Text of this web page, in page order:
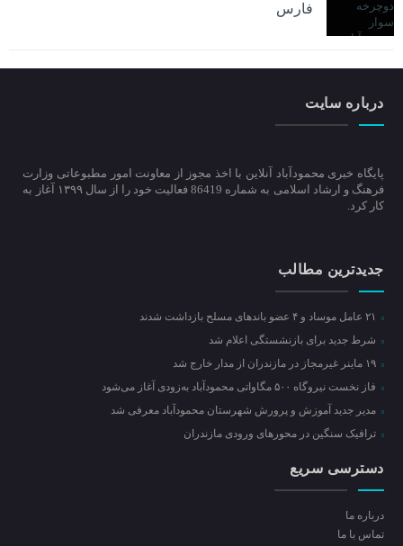
فارس
درباره سایت
پایگاه خبری محمودآباد آنلاین با اخذ مجوز از معاونت امور مطبوعاتی وزارت
فرهنگ و ارشاد اسلامی به شماره 86419 فعالیت خود را از سال ۱۳۹۹ آغاز به
کار کرد.
جدیدترین مطالب
شرط جدید برای بازنشستگی اعلام شد
۱۹ ماینر غیرمجاز در مازندران از مدار خارج شد
فاز نخست نیروگاه ۵۰۰ مگاواتی محمودآباد به‌زودی آغاز می‌شود
مدیر جدید آموزش و پرورش شهرستان محمودآباد معرفی شد
ترافیک سنگین در محور‌های ورودی مازندران
دسترسی سریع
درباره ما
تماس با ما